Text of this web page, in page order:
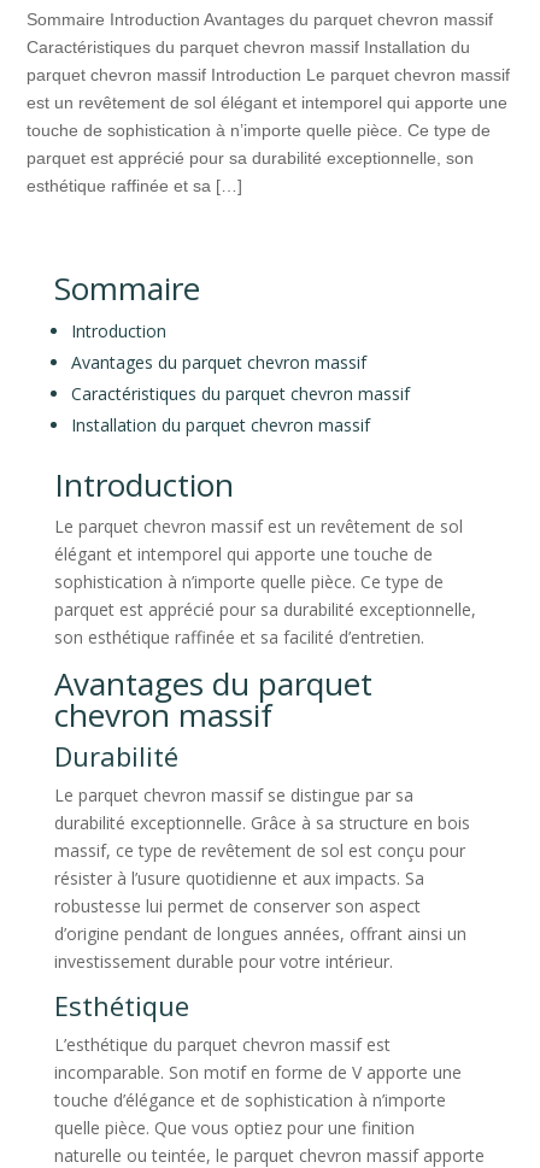
Sommaire Introduction Avantages du parquet chevron massif
Caractéristiques du parquet chevron massif Installation du
parquet chevron massif Introduction Le parquet chevron massif
est un revêtement de sol élégant et intemporel qui apporte une
touche de sophistication à n’importe quelle pièce. Ce type de
parquet est apprécié pour sa durabilité exceptionnelle, son
esthétique raffinée et sa […]
Sommaire
Introduction
Avantages du parquet chevron massif
Caractéristiques du parquet chevron massif
Installation du parquet chevron massif
Introduction
Le parquet chevron massif est un revêtement de sol
élégant et intemporel qui apporte une touche de
sophistication à n’importe quelle pièce. Ce type de
parquet est apprécié pour sa durabilité exceptionnelle,
son esthétique raffinée et sa facilité d’entretien.
Avantages du parquet
chevron massif
Durabilité
Le parquet chevron massif se distingue par sa
durabilité exceptionnelle. Grâce à sa structure en bois
massif, ce type de revêtement de sol est conçu pour
résister à l’usure quotidienne et aux impacts. Sa
robustesse lui permet de conserver son aspect
d’origine pendant de longues années, offrant ainsi un
investissement durable pour votre intérieur.
Esthétique
L’esthétique du parquet chevron massif est
incomparable. Son motif en forme de V apporte une
touche d’élégance et de sophistication à n’importe
quelle pièce. Que vous optiez pour une finition
naturelle ou teintée, le parquet chevron massif apporte